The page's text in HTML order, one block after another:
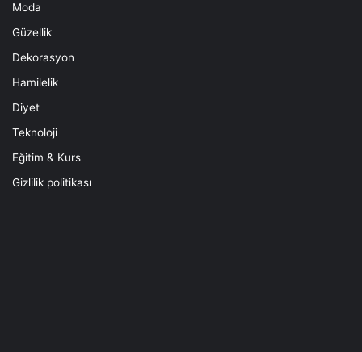
Moda
Güzellik
Dekorasyon
Hamilelik
Diyet
Teknoloji
Eğitim & Kurs
Gizlilik politikası